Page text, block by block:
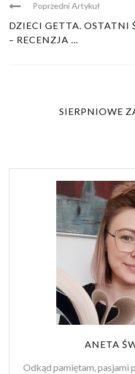
Poprzedni Artykuł
DZIECI GETTA. OSTATNI
– RECENZJA ...
SIERPNIOWE
ANETA
Odkąd pamiętam, pasjami